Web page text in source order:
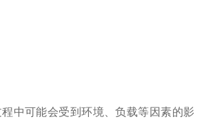
中可能会受到环境、负载等因素的影